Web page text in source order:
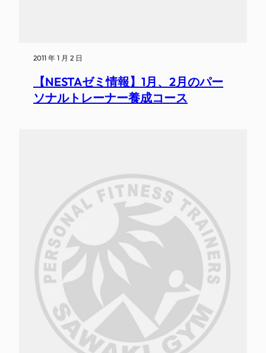
2011 年 1 月 2 日
【NESTAゼミ情報】1月、2月のパー
ソナルトレーナー養成コース